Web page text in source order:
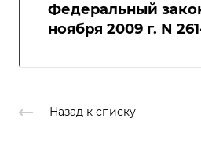
Федеральный
ноября 2009 г. N
Назад к списку